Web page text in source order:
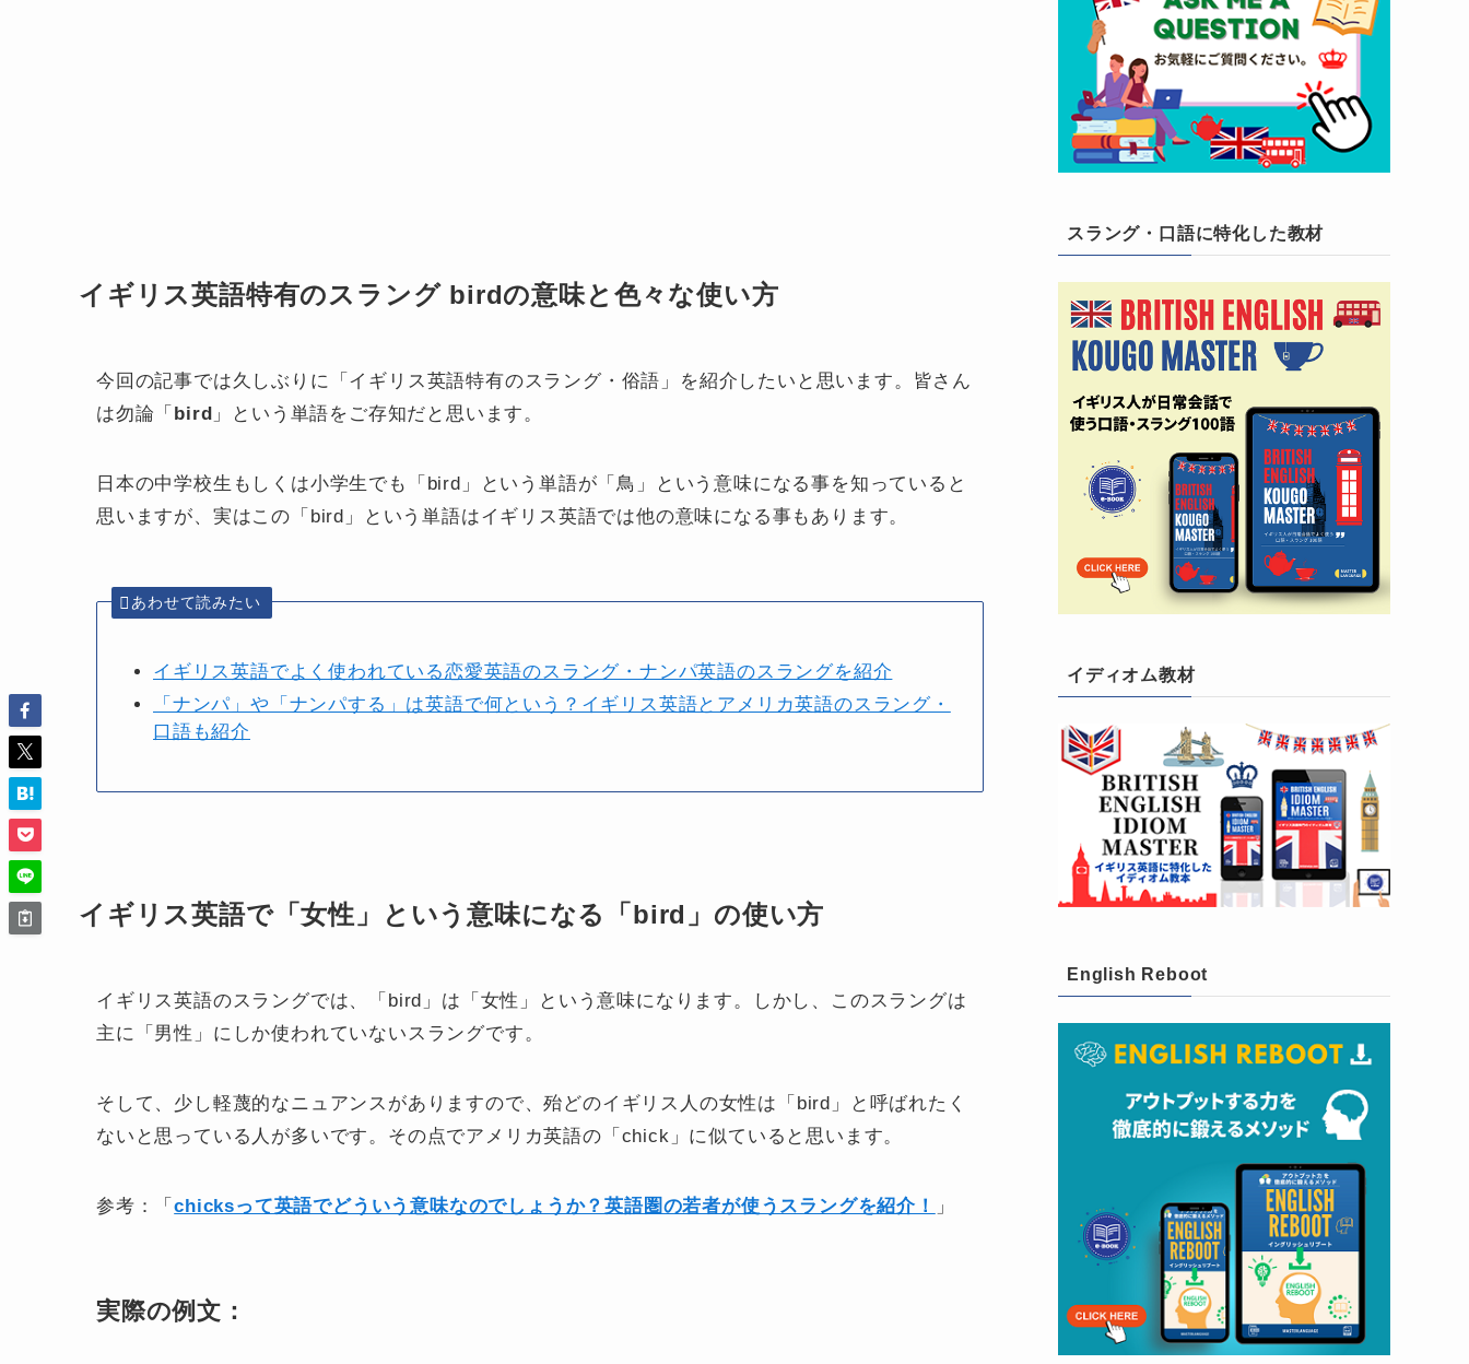
イギリス英語特有のスラング birdの意味と色々な使い方
今回の記事では久しぶりに「 イギリス英語特有のスラング・俗語 」を紹介したいと思います。皆さん
は勿論「 bird 」という単語をご存知だと思います。
日本の中学校生もしくは小学生でも「bird」という単語が「鳥」という意味になる事を知っていると
思いますが、実はこの「bird」という単語はイギリス英語では他の意味になる事もあります。
あわせて読みたい
イギリス英語でよく使われている恋愛英語のスラング・ナンパ英語のスラングを紹介
「ナンパ」や「ナンパする」は英語で何という？イギリス英語とアメリカ英語のスラング・
口語も紹介
イギリス英語で「女性」という意味になる「bird」の使い方
イギリス英語のスラングでは、「bird」は「女性」という意味になります。しかし、このスラングは
主に「男性」にしか使われていないスラングです。
そして、少し軽蔑的なニュアンスがありますので、殆どのイギリス人の女性は「bird」と呼ばれたく
ないと思っている人が多いです。その点でアメリカ英語の「chick」に似ていると思います。
参考：「chicksって英語でどういう意味なのでしょうか？英語圏の若者が使うスラングを紹介！ 」
実際の例文：
スラング・口語に特化した教材
イディオム教材
English Reboot